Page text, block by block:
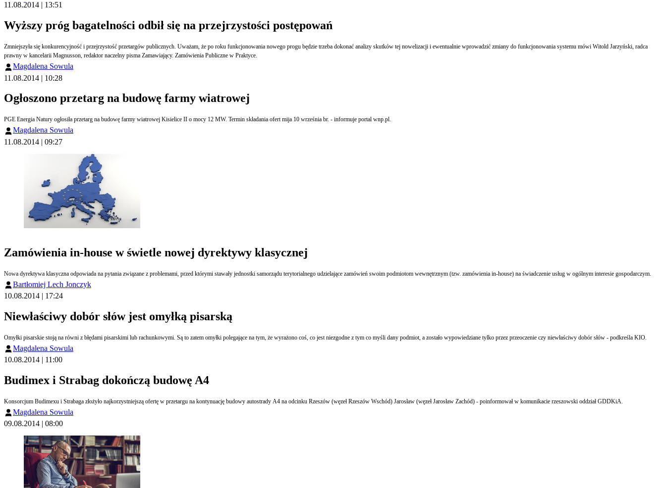
11.08.2014 | 13:51
Wyższy próg bagatelności odbił się na przejrzystości postępowań
Zmniejszyła się konkurencyjność i przejrzystość przetargów publicznych. Uważam, że po roku funkcjonowania nowego progu będzie trzeba dokonać analizy skutków tej nowelizacji i ewentualnie wprowadzić zmiany do funkcjonowania systemu mówi Witold Jarzyński, radca
prawny w kancelarii Magnusson, redaktor naczelny pisma Zamawiający. Zamówienia Publiczne w Praktyce.
Magdalena Sowula
11.08.2014 | 10:28
Ogłoszono przetarg na budowę farmy wiatrowej
PGE Energia Natury ogłosiła przetarg na budowę farmy wiatrowej Kisielice II o mocy 12 MW. Termin składania ofert mija 10 września br. - informuje portal wnp.pl.
Magdalena Sowula
11.08.2014 | 09:27
Zamówienia in-house w świetle nowej dyrektywy klasycznej
Nowa dyrektywa klasyczna odpowiada na pytania związane z problemami, przed którymi stawały jednostki samorządu terytorialnego udzielające zamówień swoim podmiotom wewnętrznym (tzw. zamówienia in-house) na świadczenie usług w ogólnym interesie gospodarczym.
Bartłomiej Lech Jonczyk
10.08.2014 | 17:24
Niewłaściwy dobór słów jest omyłką pisarską
Omyłki pisarskie stoją na równi z błędami pisarskimi lub rachunkowymi. Są to zatem omyłki polegające na tym, że wyrażono coś, co jest niezgodne z tym co myśli dany podmiot, a zostało wypowiedziane tylko przez przeoczenie czy niewłaściwy dobór słów - podkreśla KIO.
Magdalena Sowula
10.08.2014 | 11:00
Budimex i Strabag dokończą budowę A4
Konsorcjum Budimexu i Strabaga złożyło najkorzystniejszą ofertę w przetargu na kontynuację budowy autostrady A4 na odcinku Rzeszów (węzeł Rzeszów Wschód) Jarosław (węzeł Jarosław Zachód) - poinformował w komunikacie rzeszowski oddział GDDKiA.
Magdalena Sowula
09.08.2014 | 08:00